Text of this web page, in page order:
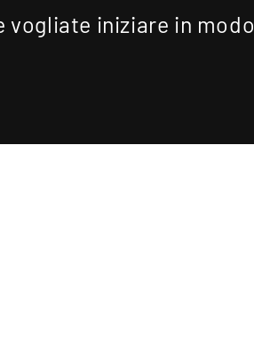
vogliate iniziare in modo